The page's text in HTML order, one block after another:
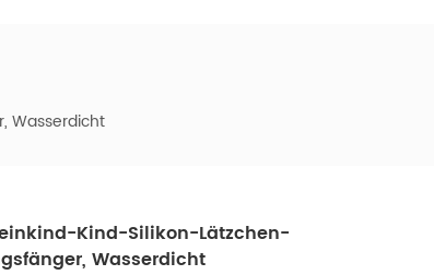
Wasserdicht
Kind-Silikon-Lätzchen-
Wasserdicht